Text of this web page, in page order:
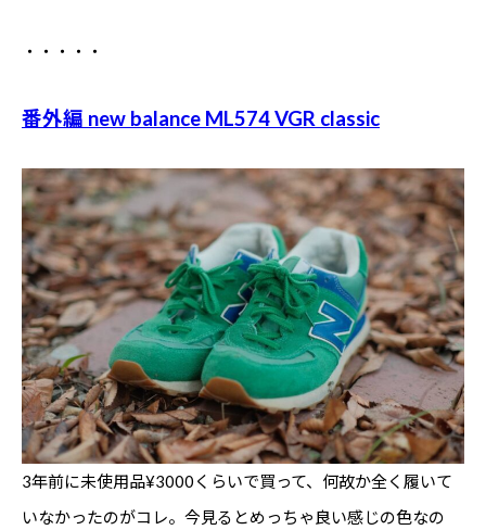
・・・・・
番外編 new balance ML574 VGR classic
3年前に未使用品¥3000くらいで買って、何故か全く履いて
いなかったのがコレ。今見るとめっちゃ良い感じの色なの